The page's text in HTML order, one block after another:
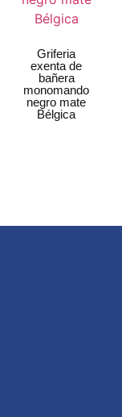
Griferia
exenta de
bañera
monomando
negro mate
Bélgica